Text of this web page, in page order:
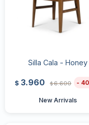
Silla Cala - Honey
$ 3.960 $6.600 40
New Arrivals